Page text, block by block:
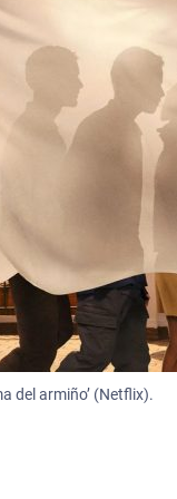
del armiño’ (Netflix).